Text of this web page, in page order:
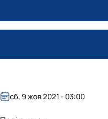
сб, 9 жов 2021 - 03:00